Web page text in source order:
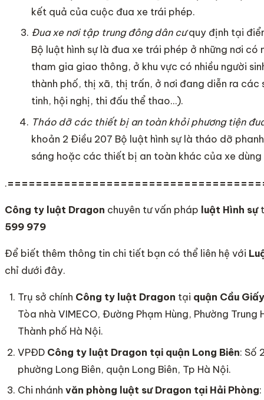
kết quả của cuộc đua xe trái phép.
Đua xe nơi tập trung đông dân cưquy định tại
Bộ luật hình sự là đua xe trái phép ở những nơi
tham gia giao thông, ở khu vực có nhiều người
thành phố, thị xã, thị trấn, ở nơi đang diễn ra các
tinh, hội nghị, thi đấu thể thao…).
Tháo dỡ các thiết bị an toàn khỏi phương tiện
khoản 2 Điều 207 Bộ luật hình sự là tháo dỡ
sáng hoặc các thiết bị an toàn khác của xe
.
Công ty luật Dragon chuyên tư vấn pháp luật Hình sự
599 979
Để biết thêm thông tin chi tiết bạn có thể liên hệ với
chỉ dưới đây.
Trụ sở chính Công ty luật Dragon tại quận Cầu
Tòa nhà VIMECO, Đường Phạm Hùng, Phường Trung
Thành phố Hà Nội.
VPĐD Công ty luật Dragon tại quận Long Biên: Số
phường Long Biên, quận Long Biên, Tp Hà Nội.
Chi nhánhvăn phòng luật sư Dragon tại Hải Phòng